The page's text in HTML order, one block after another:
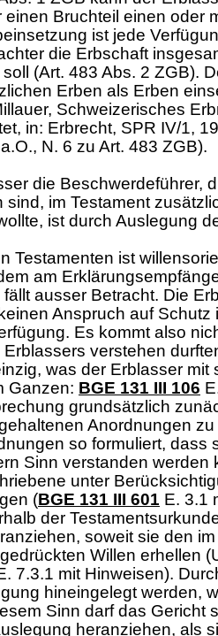
einen Bruchteil einen oder
ist jede
die Erbschaft
(Art. 483 Abs. 2 ZGB).
Erben als Erben
Schweizerisches
in: Erbrecht, SPR IV/1,
N. 6 zu Art. 483 ZGB).
die Beschwerdeführer,
sind, im Testament
ist durch Auslegung
Testamenten ist
am
ausser Betracht. Die
Anspruch auf Schutz
Es kommt also
verstehen
was der Erblasser mit
Ganzen: BGE 131 III 106
grundsätzlich
Anordnungen
so formuliert, dass
Sinn verstanden werden
unter
(BGE 131 III 601 E. 3.1
der
soweit sie den
Willen erhellen
7.3.1 mit Hinweisen).
hineingelegt werden,
Sinn darf das Gericht
heranziehen, als